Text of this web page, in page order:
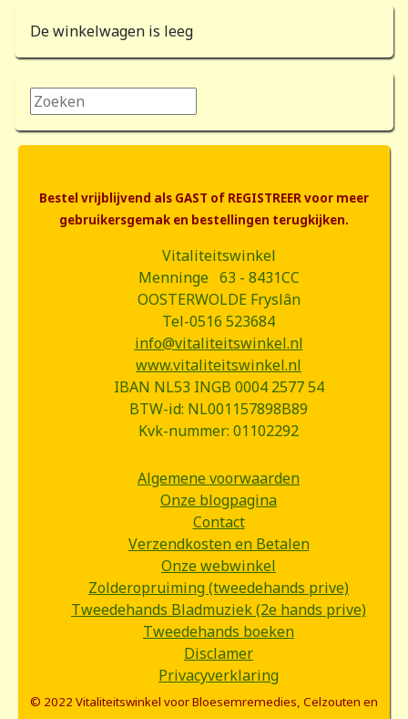
De winkelwagen is leeg
Zoeken...
Bestel vrijblijvend als GAST of REGISTREER voor meer
gebruikersgemak en bestellingen terugkijken.
Vitaliteitswinkel
Menninge 63 - 8431CC
OOSTERWOLDE Fryslân
Tel-0516 523684
info@vitaliteitswinkel.nl
www.vitaliteitswinkel.nl
IBAN NL53 INGB 0004 2577 54
BTW-id: NL001157898B89
Kvk-nummer: 01102292
Algemene voorwaarden
Onze blogpagina
Contact
Verzendkosten en Betalen
Onze webwinkel
Zolderopruiming (tweedehands prive)
Tweedehands Bladmuziek (2e hands prive)
Tweedehands boeken
Disclamer
Privacyverklaring
© 2022 Vitaliteitswinkel voor Bloesemremedies, Celzouten en